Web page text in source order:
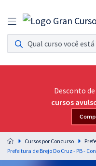
Assinatura Ilimitada 11
Acesso a todos os cursos. Teste
Assinatura OAB Até
Acesso ilimitado a toda
Residências
Preparação completa e
residências em saúde do Brasil
Desconto de
cursos
Cursos por Concurso